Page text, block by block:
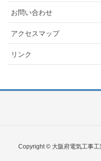
お問い合わせ
アクセスマップ
リンク
Copyright © 大阪府電気工事工